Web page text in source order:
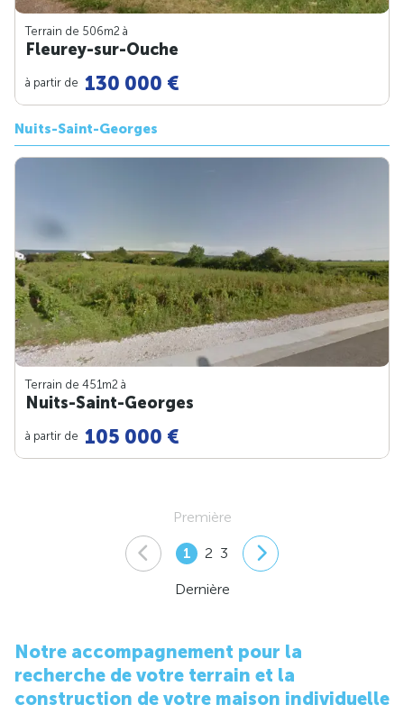
Terrain de 506m2 à
Fleurey-sur-Ouche
à partir de 130 000 €
Nuits-Saint-Georges
Terrain de 451m2 à
Nuits-Saint-Georges
à partir de 105 000 €
Première
1 2 3
Dernière
Notre accompagnement pour la
recherche de votre terrain et la
construction de votre maison individuelle